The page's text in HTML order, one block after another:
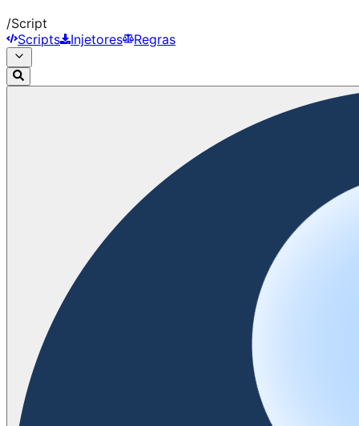
/Script
Scripts
Injetores Regras